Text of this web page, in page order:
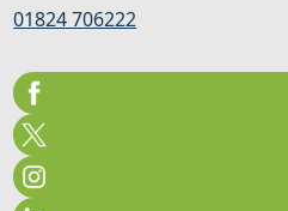
01824 706222